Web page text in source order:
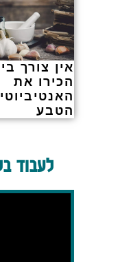
אין צורך
הכירו את
הטבע
לעבוד